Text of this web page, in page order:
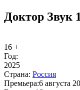
Доктор Звук
16 +
Год:
2025
Стра­на: Рос­сия
Пре­мье­ра:6 августа